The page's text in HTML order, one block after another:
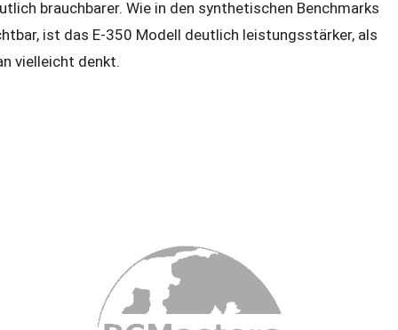
brauchbarer. Wie in den synthetischen Benchmarks
ist das E-350 Modell deutlich leistungsstärker, als
vielleicht denkt.